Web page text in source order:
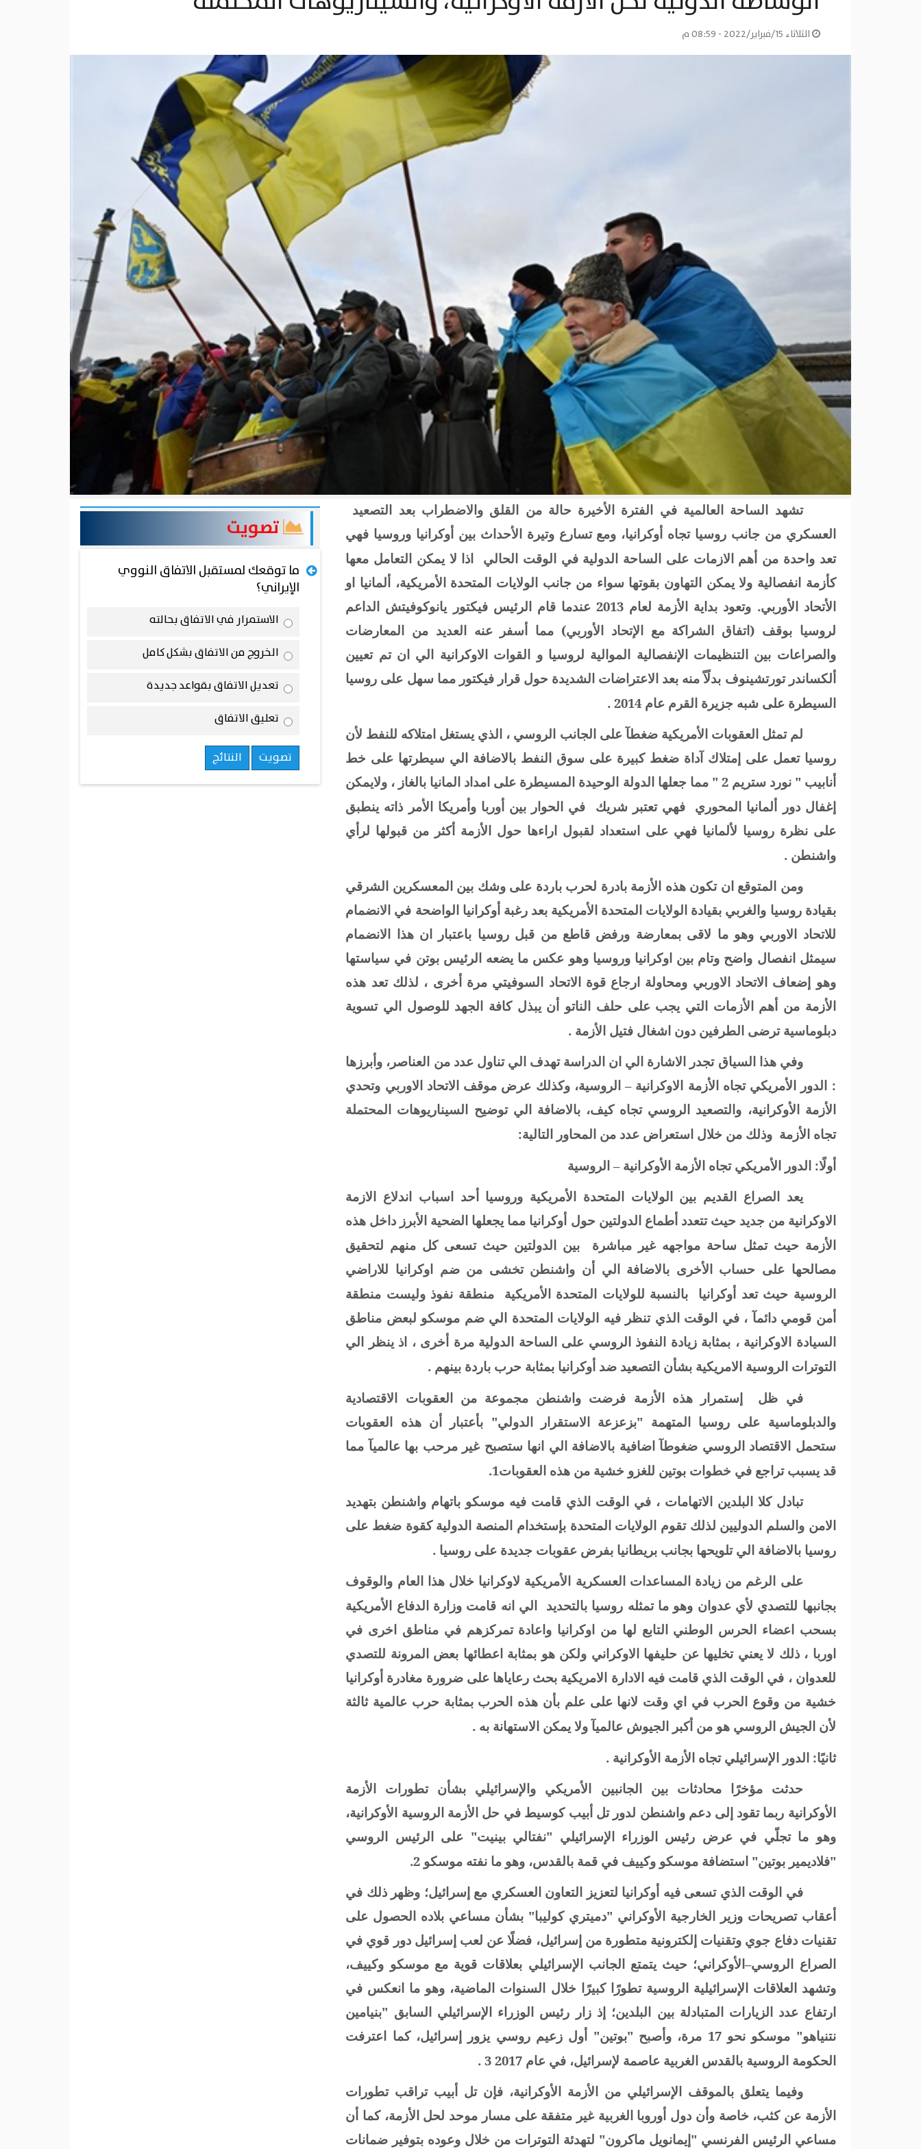
الثلاثاء 15/فبراير/2022 - 08:59 م
تشهد الساحة العالمية في الفترة الأخيرة حالة من القلق والاضطراب بعد التصعيد
العسكري من جانب روسيا تجاه أوكرانيا، ومع تسارع وتيرة الأحداث بين أوكرانيا وروسيا فهي
تعد واحدة من أهم الازمات على الساحة الدولية في الوقت الحالي اذا لا يمكن التعامل معها
كأزمة انفصالية ولا يمكن التهاون بقوتها سواء من جانب الولايات المتحدة الأمريكية، ألمانيا او
الأتحاد الأوربي. وتعود بداية الأزمة لعام 2013 عندما قام الرئيس فيكتور يانوكوفيتش الداعم
لروسيا بوقف (اتفاق الشراكة مع الإتحاد الأوربي) مما أسفر عنه العديد من المعارضات
والصراعات بين التنظيمات الإنفصالية الموالية لروسيا و القوات الاوكرانية الي ان تم تعيين
ألكساندر تورتشينوف بدلًاً منه بعد الاعتراضات الشديدة حول قرار فيكتور مما سهل على روسيا
السيطرة على شبه جزيرة القرم عام 2014 .
لم تمثل العقوبات الأمريكية ضغطآ على الجانب الروسي ، الذي يستغل امتلاكه للنفط لأن
روسيا تعمل على إمتلاك آداة ضغط كبيرة على سوق النفط بالاضافة الي سيطرتها على خط
أنابيب " نورد ستريم 2 " مما جعلها الدولة الوحيدة المسيطرة على امداد المانيا بالغاز ، ولايمكن
إغفال دور ألمانيا المحوري
فهي تعتبر شريك
في الحوار بين أوربا وأمريكا الأمر ذاته ينطبق
على نظرة روسيا لألمانيا فهي على استعداد لقبول اراءها حول الأزمة أكثر من قبولها لرأي
واشنطن .
ومن المتوقع ان تكون هذه الأزمة بادرة لحرب باردة على وشك بين المعسكرين الشرقي
بقيادة روسيا والغربي بقيادة الولايات المتحدة الأمريكية بعد رغبة أوكرانيا الواضحة في الانضمام
للاتحاد الاوربي وهو ما لاقى بمعارضة ورفض قاطع من قبل روسيا باعتبار ان هذا الانضمام
سيمثل انفصال واضح وتام بين اوكرانيا وروسيا وهو عكس ما يضعه الرئيس بوتن في سياستها
وهو إضعاف الاتحاد الاوربي ومحاولة ارجاع قوة الاتحاد السوفيتي مرة أخرى ، لذلك تعد هذه
الأزمة من أهم الأزمات التي يجب على حلف الناتو أن يبذل كافة الجهد للوصول الي تسوية
دبلوماسية ترضى الطرفين دون اشغال فتيل الأزمة .
وفي هذا السياق تجدر الاشارة الي ان الدراسة تهدف الي تناول عدد من العناصر، وأبرزها
: الدور الأمريكي تجاه الأزمة الاوكرانية – الروسية، وكذلك عرض موقف الاتحاد الاوربي وتحدي
الأزمة الأوكرانية، والتصعيد الروسي تجاه كيف، بالاضافة الي توضيح السيناريوهات المحتملة
تجاه الأزمة وذلك من خلال استعراض عدد من المحاور التالية:
أولًا: الدور الأمريكي تجاه الأزمة الأوكرانية – الروسية
يعد الصراع القديم بين الولايات المتحدة الأمريكية وروسيا أحد اسباب اندلاع الازمة
الاوكرانية من جديد حيث تتعدد أطماع الدولتين حول أوكرانيا مما يجعلها الضحية الأبرز داخل هذه
الأزمة حيث تمثل ساحة مواجهه غير مباشرة
بين الدولتين حيث تسعى كل منهم لتحقيق
مصالحها على حساب الأخرى بالاضافة الي أن واشنطن تخشى من ضم اوكرانيا للاراضي
الروسية حيث تعد أوكرانيا
بالنسبة للولايات المتحدة الأمريكية
منطقة نفوذ وليست منطقة
أمن قومي دائمآ ، في الوقت الذي تنظر فيه الولايات المتحدة الي ضم موسكو لبعض مناطق
السيادة الاوكرانية ، بمثابة زيادة النفوذ الروسي على الساحة الدولية مرة أخرى ، اذ ينظر الي
التوترات الروسية الامريكية بشأن التصعيد ضد أوكرانيا بمثابة حرب باردة بينهم .
في ظل
إستمرار هذه الأزمة فرضت واشنطن مجموعة من العقوبات الاقتصادية
والدبلوماسية على روسيا المتهمة "بزعزعة الاستقرار الدولي" بأعتبار أن هذه العقوبات
ستحمل الاقتصاد الروسي ضغوطآ اضافية بالاضافة الي انها ستصبح غير مرحب بها عالميآ مما
قد يسبب تراجع في خطوات بوتين للغزو خشية من هذه العقوبات1
.
تبادل كلا البلدين الاتهامات ، في الوقت الذي قامت فيه موسكو باتهام واشنطن بتهديد
الامن والسلم الدوليين لذلك تقوم الولايات المتحدة بإستخدام المنصة الدولية كقوة ضغط على
روسيا بالاضافة الي تلويحها بجانب بريطانيا بفرض عقوبات جديدة على روسيا .
على الرغم من زيادة المساعدات العسكرية الأمريكية لاوكرانيا خلال هذا العام والوقوف
بجانبها للتصدي لأي عدوان وهو ما تمثله روسيا بالتحديد الي انه قامت وزارة الدفاع الأمريكية
بسحب اعضاء الحرس الوطني التابع لها من اوكرانيا واعادة تمركزهم في مناطق اخرى في
اوربا ، ذلك لا يعني تخليها عن حليفها الاوكراني ولكن هو بمثابة اعطائها بعض المرونة للتصدي
للعدوان ، في الوقت الذي قامت فيه الادارة الامريكية بحث رعاياها على ضرورة مغادرة أوكرانيا
خشية من وقوع الحرب في اي وقت لانها على علم بأن هذه الحرب بمثابة حرب عالمية ثالثة
لأن الجيش الروسي هو من أكبر الجيوش عالميآ ولا يمكن الاستهانة به .
ثانيًا: الدور الإسرائيلي تجاه الأزمة الأوكرانية .
حدثت مؤخرًا محادثات بين الجانبين الأمريكي والإسرائيلي بشأن تطورات الأزمة
الأوكرانية ربما تقود إلى دعم واشنطن لدور تل أبيب كوسيط في حل الأزمة الروسية الأوكرانية،
وهو ما تجلّي في عرض رئيس الوزراء الإسرائيلي "نفتالي بينيت" على الرئيس الروسي
"فلاديمير بوتين" استضافة موسكو وكييف في قمة بالقدس، وهو ما نفته موسكو 2
.
في الوقت الذي تسعى فيه أوكرانيا لتعزيز التعاون العسكري مع إسرائيل؛ وظهر ذلك في
أعقاب تصريحات وزير الخارجية الأوكراني "دميتري كوليبا" بشأن مساعي بلاده الحصول على
تقنيات دفاع جوي وتقنيات إلكترونية متطورة من إسرائيل، فضلًا عن لعب إسرائيل دور قوي في
الصراع الروسي–الأوكراني؛ حيث يتمتع الجانب الإسرائيلي بعلاقات قوية مع موسكو وكييف،
وتشهد العلاقات الإسرائيلية الروسية تطورًا كبيرًا خلال السنوات الماضية، وهو ما انعكس في
ارتفاع عدد الزيارات المتبادلة بين البلدين؛ إذ زار رئيس الوزراء الإسرائيلي السابق "بنيامين
نتنياهو" موسكو نحو 17 مرة، وأصبح "بوتين" أول زعيم روسي يزور إسرائيل، كما اعترفت
الحكومة الروسية بالقدس الغربية عاصمة لإسرائيل، في عام 2017
3
.
وفيما يتعلق بالموقف الإسرائيلي من الأزمة الأوكرانية، فإن تل أبيب تراقب تطورات
الأزمة عن كثب، خاصة وأن دول أوروبا الغربية غير متفقة على مسار موحد لحل الأزمة، كما أن
مساعي الرئيس الفرنسي "إيمانويل ماكرون" لتهدئة التوترات من خلال وعوده بتوفير ضمانات
تصويت
ما توقعك لمستقبل الاتفاق النووي
الإيراني؟
الاستمرار في الاتفاق بحالته
الخروج من الاتفاق بشكل كامل
تعديل الاتفاق بقواعد جديدة
تعليق الاتفاق
تصويت النتائج